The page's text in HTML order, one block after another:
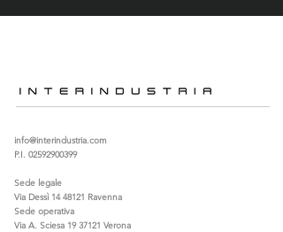
info@interindustria.com
P.I. 02592900399
Sede legale
Via Dessì 14 48121 Ravenna
Sede operativa
Via A. Sciesa 19 37121 Verona